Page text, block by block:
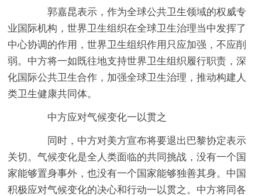
郭嘉昆表示，作为全球公共卫生领域的权威专
业国际机构，世界卫生组织在全球卫生治理当中发挥了
中心协调的作用，世界卫生组织作用只应加强，不应削
弱。中方将一如既往地支持世界卫生组织履行职责，深
化国际公共卫生合作，加强全球卫生治理，推动构建人
类卫生健康共同体。
中方应对气候变化一以贯之
同时，中方对美方宣布将要退出巴黎协定表示
关切。气候变化是全人类面临的共同挑战，没有一个国
家能够置身事外，也没有一个国家能够独善其身。中国
积极应对气候变化的决心和行动一以贯之。中方将同各